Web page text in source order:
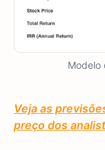
Modelo
Veja as
preço dos